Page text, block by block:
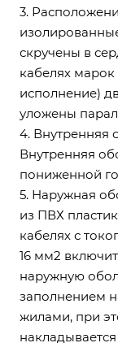
3.
скручены в
кабелях
исполнение)
уложены
4. Внутренняя
Внутренняя
пониженной
5. Наружная
из ПВХ
кабелях с
16 мм2
наружную
заполнением
жилами, при
накладывается